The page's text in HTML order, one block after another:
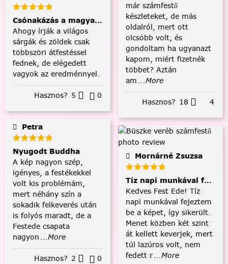
Csónakázás a magyar tengeren
Ahogy írják a világos
sárgák és zöldek csak
többszöri átfestéssel
fednek, de elégedett
vagyok az eredménnyel.
Hasznos? 5 0
Petra
Nyugodt Buddha
A kép nagyon szép,
igényes, a festékekkel
volt kis problémám,
mert néhány szín a
sokadik felkeverés után
is folyós maradt, de a
Festede csapata
nagyon ...More
Hasznos? 2 0
már számfestő
készleteket, de más
oldalról, mert ott
olcsóbb volt, és
gondoltam ha ugyanazt
kapom, miért fizetnék
többet? Aztán
am ...More
Hasznos? 18 4
Mornárné Zsuzsa
Tíz napi munkával
Kedves Fest Ede! Tíz
napi munkával fejeztem
be a képet, így sikerült.
Menet közben két szint
át kellett keverjek, mert
túl lazúros volt, nem
fedett r...More